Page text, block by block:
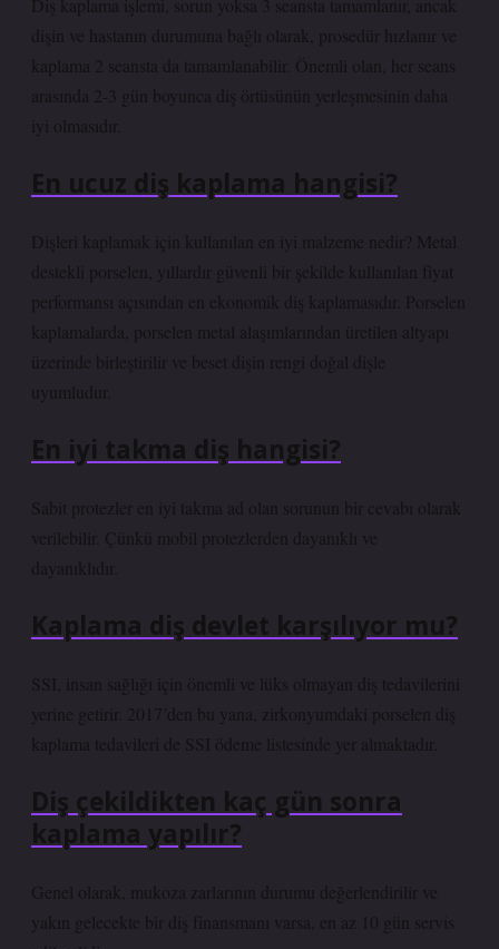
Diş kaplama işlemi, sorun yoksa 3 seansta tamamlanır, ancak
dişin ve hastanın durumuna bağlı olarak, prosedür hızlanır ve
kaplama 2 seansta da tamamlanabilir. Önemli olan, her seans
arasında 2-3 gün boyunca diş örtüsünün yerleşmesinin daha
iyi olmasıdır.
En ucuz diş kaplama hangisi?
Dişleri kaplamak için kullanılan en iyi malzeme nedir? Metal
destekli porselen, yıllardır güvenli bir şekilde kullanılan fiyat
performansı açısından en ekonomik diş kaplamasıdır. Porselen
kaplamalarda, porselen metal alaşımlarından üretilen altyapı
üzerinde birleştirilir ve beset dişin rengi doğal dişle
uyumludur.
En iyi takma diş hangisi?
Sabit protezler en iyi takma ad olan sorunun bir cevabı olarak
verilebilir. Çünkü mobil protezlerden dayanıklı ve
dayanıklıdır.
Kaplama diş devlet karşılıyor mu?
SSI, insan sağlığı için önemli ve lüks olmayan diş tedavilerini
yerine getirir. 2017’den bu yana, zirkonyumdaki porselen diş
kaplama tedavileri de SSI ödeme listesinde yer almaktadır.
Diş çekildikten kaç gün sonra
kaplama yapılır?
Genel olarak, mukoza zarlarının durumu değerlendirilir ve
yakın gelecekte bir diş finansmanı varsa, en az 10 gün servis